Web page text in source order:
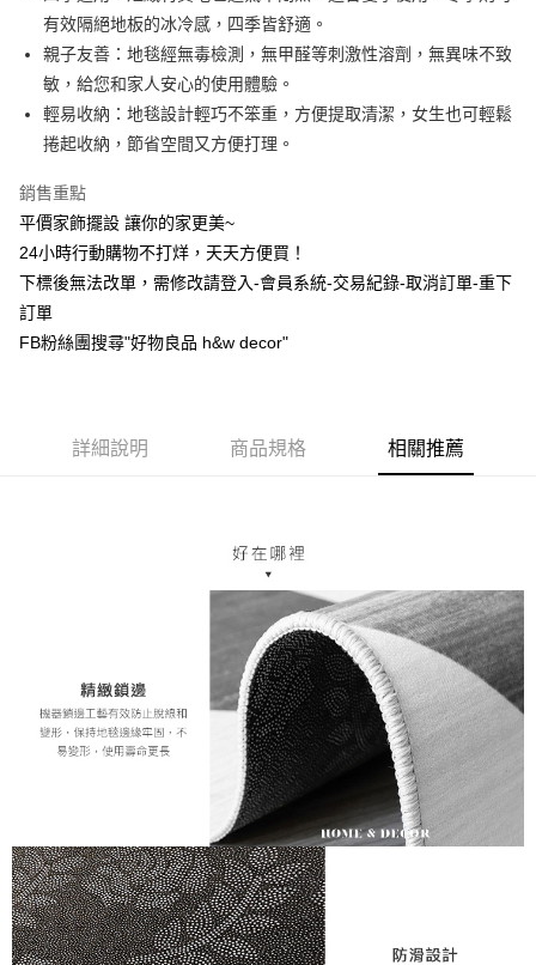
台新國際商業銀行
中國信託商業銀行
台灣樂天信用卡公司
元大商業銀行
永豐商業銀行
玉山商業銀行
星展（台灣）商業銀行
台新國際商業銀行
中國信託商業銀行
台灣樂天信用卡公司
全盈+PAY
AFTEE先享後付
相關說明
【關於「AFTEE先享後付」】
AFTEE先享後付是「在收到商品之後才付款」的支付方式。 讓您購物簡單
１．簡單：不需註冊會員、不需綁卡、不需儲值。
２．便利：只要手機號碼，簡訊認證，即可結帳。
３．安心：先確認商品／服務後，再付款。
【「AFTEE先享後付」結帳流程】
１．於結帳方式選擇「AFTEE先享後付」後，將跳轉至「AFTEE先享後付」
結帳頁面，進行簡訊認證並確認金額後，即可完成結帳。
２．訂單成立數日內，您將收到繳費通知簡訊。
３．收到繳費通知簡訊後14天內，點擊此簡訊中的連結，可透過四大超商／
後付繳納相關費用。
※ 交易是否成功請以「AFTEE先享後付 」之結帳頁面顯示為準，若有關於
１．透過由恩沛科技股份有限公司提供之「AFTEE先享後付」服務完成之交
易，需依本服務之必要範圍內提供個人資料，並將交易相關給付款項請求債
２．關於個人資料處理事宜，請瀏覽以下網址：
３．未成年的使用者請事先徵得法定代理人或監護人之同意方可使用
「AFTEE先享後付」，若未經同意申辦者引起之損失，本公司不負相關責
任。
４．使用「AFTEE先享後付」時，將依據個別帳號之用戶狀況，依本公司即
時審查核予不同之上限額度；若仍有額度不足之情形，本公司將視審查結果
５．嚴禁一人註冊多個帳號或使用他人資訊註冊。若發現惡意使用之情形，
恩沛科技股份有限公司將有權停止該用戶之使用額度並採取法律行動。
ATM付款
運送方式
新竹物流
每筆NT$80，滿NT$1,200(含以上)免運費
中華郵政
每筆NT$120
有效隔絕地板的冰冷感，四季皆舒適。
親子友善：地毯經無毒檢測，無甲醛等刺激性溶劑，無異味不致
敏，給您和家人安心的使用體驗。
輕易收納：地毯設計輕巧不笨重，方便提取清潔，女生也可輕鬆
捲起收納，節省空間又方便打理。
銷售重點
平價家飾擺設 讓你的家更美~
24小時行動購物不打烊，天天方便買！
下標後無法改單，需修改請登入-會員系統-交易紀錄-取消訂單-重下
訂單
FB粉絲團搜尋"好物良品 h&w decor"
詳細說明 商品規格 相關推薦